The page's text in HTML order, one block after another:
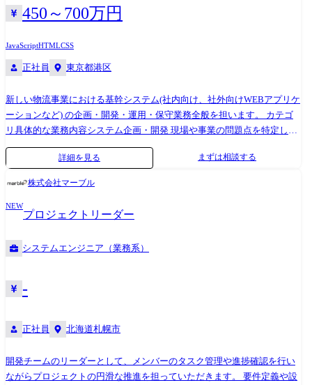
に基づいたセキュリティレベル要件が求められており、事業固有の要件
を考慮した上で、経営や各現場におけるシステムの高度化を推し進めて
デルベース開発への移行検討 《生産》バーチャル工場などを活用した生
450～700万円
JavaScriptHTMLCSS
正社員 東京都港区
新しい物流事業における基幹システム(社内向け、社外向けWEBアプリケ
ーションなど) の企画・開発・運用・保守業務全般を担います。 カテゴ
リ具体的な業務内容システム企画・開発 現場や事業の問題点を特定し、
システム化 計画を立案。 ベンダーと協力し、要件定義から開発・導入ま
でを一貫してリード。 社内・社外向けシス テム(販売管理、物流関連な
ど)の設計と開発管理。プロジェクトマネジメント 開発プロ ジェクトの
保 守・運用、ヘルプデスク対応。
詳細を見る まずは相談する
株式会社マーブル
NEW
プロジェクトリーダー
システムエンジニア（業務系）
-
正社員 北海道札幌市
開発チームのリーダーとして、メンバーのタスク管理や進捗確認を行い
ながらプロジェクトの円滑な推進を担っていただきます。 要件定義や設